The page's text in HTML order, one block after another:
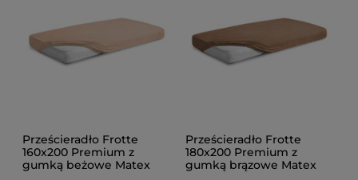
Prześcieradło Frotte
160x200 Premium z
gumką beżowe Matex
Prześcieradło Frotte
180x200 Premium z
gumką brązowe Matex